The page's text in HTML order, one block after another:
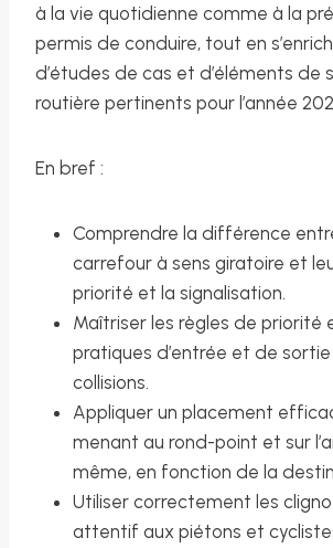
à la vie quotidienne comme à la
permis de conduire, tout en
d’études de cas et d’éléments de
routière pertinents pour l’année
En bref :
Comprendre la différence
carrefour à sens giratoire et
priorité et la signalisation.
Maîtriser les règles de priorité
pratiques d’entrée et de
collisions.
Appliquer un placement
menant au rond-point et sur
même, en fonction de la
Utiliser correctement les
attentif aux piétons et